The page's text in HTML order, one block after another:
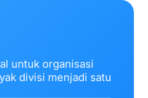
untuk organisasi
divisi menjadi satu